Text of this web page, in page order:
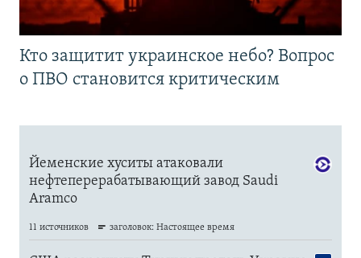
Кто защитит украинское небо? Вопрос
о ПВО становится критическим